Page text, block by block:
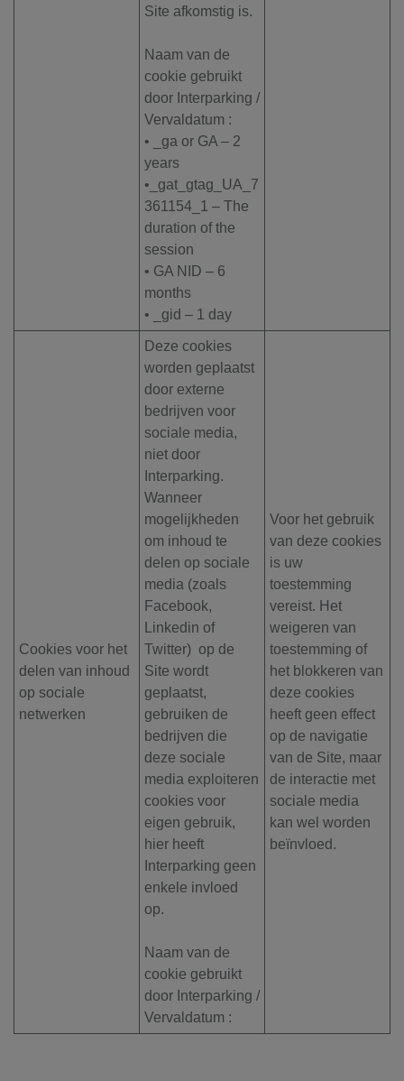
Site afkomstig is.
Naam van de
cookie gebruikt
door Interparking /
Vervaldatum :
• _ga or GA – 2
years
•_gat_gtag_UA_7
361154_1 – The
duration of the
session
• GA NID – 6
months
• _gid – 1 day
Cookies voor het
delen van inhoud
op sociale
netwerken
Deze cookies
worden geplaatst
door externe
bedrijven voor
sociale media,
niet door
Interparking.
Wanneer
mogelijkheden
om inhoud te
delen op sociale
media (zoals
Facebook,
Linkedin of
Twitter) op de
Site wordt
geplaatst,
gebruiken de
bedrijven die
deze sociale
media exploiteren
cookies voor
eigen gebruik,
hier heeft
Interparking geen
enkele invloed
op.
Naam van de
cookie gebruikt
door Interparking /
Vervaldatum :
Voor het gebruik
van deze cookies
is uw
toestemming
vereist. Het
weigeren van
toestemming of
het blokkeren van
deze cookies
heeft geen effect
op de navigatie
van de Site, maar
de interactie met
sociale media
kan wel worden
beïnvloed.